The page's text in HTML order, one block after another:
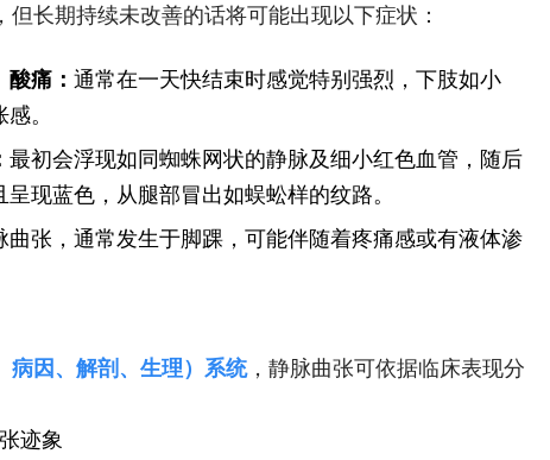
长期持续未改善的话将可能出现以下症状：
痛： 通常在一天快结束时感觉特别强烈，下肢如小
。
最初会浮现如同蜘蛛网状的静脉及细小红色血管，随后
现蓝色，从腿部冒出如蜈蚣样的纹路。
曲张，通常发生于脚踝，可能伴随着疼痛感或有液体渗
病因、解剖、生理）系统，静脉曲张可依据临床表现分
迹象